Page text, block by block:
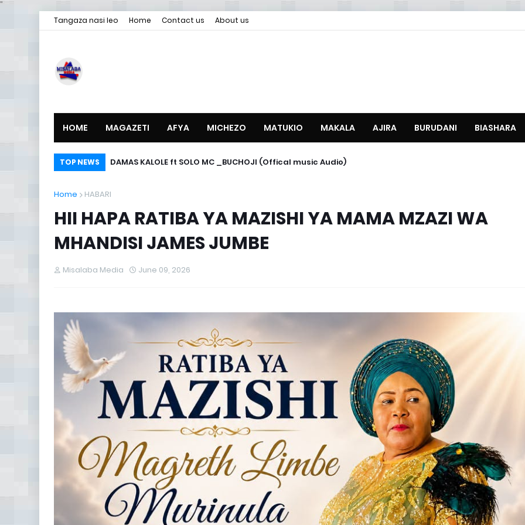
"
Tangaza nasi leo Home Contact us About us
HOME MAGAZETI AFYA MICHEZO MATUKIO MAKALA AJIRA BURUDANI BIASHARA
TOP NEWS DAMAS KALOLE ft SOLO MC _BUCHOJI (Offical music Audio)
Home HABARI
HII HAPA RATIBA YA MAZISHI YA MAMA MZAZI WA
MHANDISI JAMES JUMBE
Misalaba Media June 09, 2026